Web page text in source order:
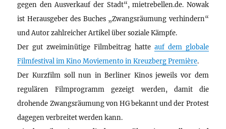
gegen den Ausverkauf der Stadt“, mietrebellen.de. Nowak
ist Herausgeber des Buches „Zwangsräumung verhindern“
und Autor zahlreicher Artikel über soziale Kämpfe.
Der gut zweiminütige Filmbeitrag hatte auf dem globale
Filmfestival im Kino Moviemento in Kreuzberg Première.
Der Kurzfilm soll nun in Berliner Kinos jeweils vor dem
regulären Filmprogramm gezeigt werden, damit die
drohende Zwangsräumung von HG bekannt und der Protest
dagegen verbreitet werden kann.